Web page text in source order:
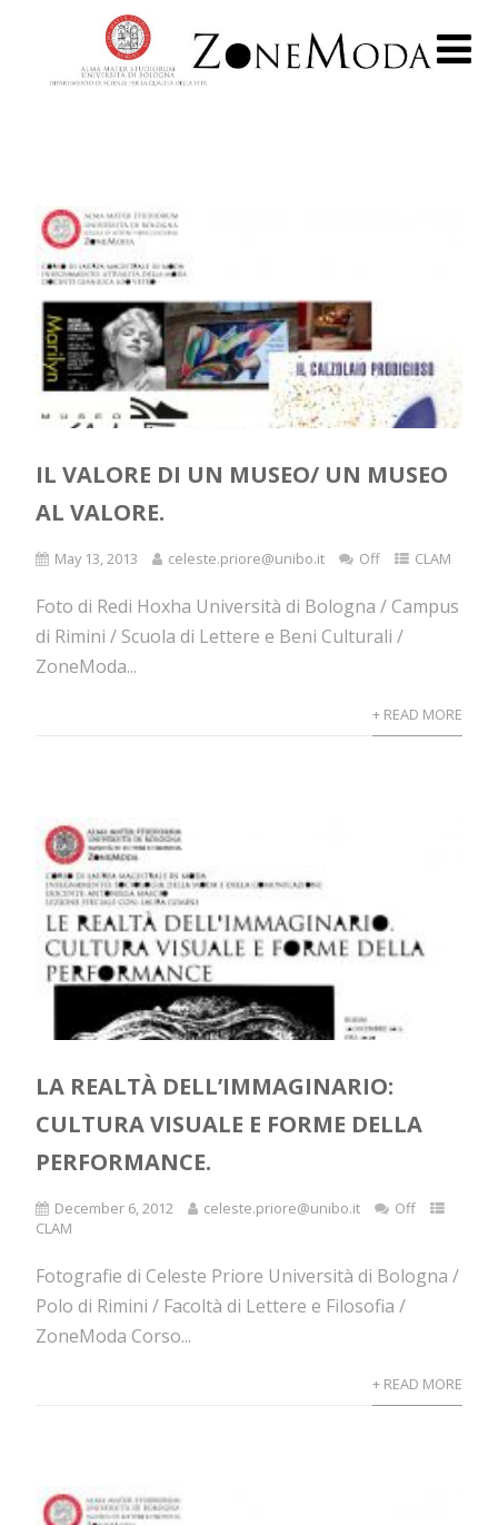
IL VALORE DI UN MUSEO/ UN MUSEO
AL VALORE.
May 13, 2013 celeste.priore@unibo.it Off CLAM
Foto di Redi Hoxha Università di Bologna / Campus
di Rimini / Scuola di Lettere e Beni Culturali /
ZoneModa...
+ READ MORE
LA REALTÀ DELL’IMMAGINARIO:
CULTURA VISUALE E FORME DELLA
PERFORMANCE.
December 6, 2012 celeste.priore@unibo.it
Off
CLAM
Fotografie di Celeste Priore Università di Bologna /
Polo di Rimini / Facoltà di Lettere e Filosofia /
ZoneModa Corso...
+ READ MORE